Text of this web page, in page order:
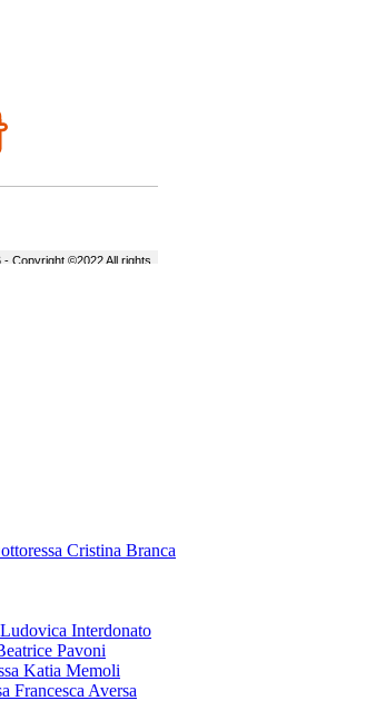
Cristina Branca
Interdonato
Pavoni
Katia Memoli
Francesca Aversa